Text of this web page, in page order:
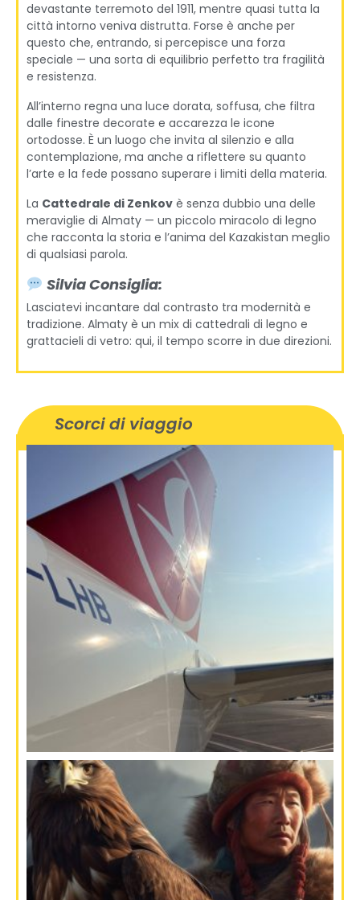
devastante terremoto del 1911, mentre quasi tutta la
città intorno veniva distrutta. Forse è anche per
questo che, entrando, si percepisce una forza
speciale — una sorta di equilibrio perfetto tra fragilità
e resistenza.
All’interno regna una luce dorata, soffusa, che filtra
dalle finestre decorate e accarezza le icone
ortodosse. È un luogo che invita al silenzio e alla
contemplazione, ma anche a riflettere su quanto
l’arte e la fede possano superare i limiti della materia.
La Cattedrale di Zenkov è senza dubbio una delle
meraviglie di Almaty — un piccolo miracolo di legno
che racconta la storia e l’anima del Kazakistan meglio
di qualsiasi parola.
Silvia Consiglia:
Lasciatevi incantare dal contrasto tra modernità e
tradizione. Almaty è un mix di cattedrali di legno e
grattacieli di vetro: qui, il tempo scorre in due direzioni.
Scorci di viaggio